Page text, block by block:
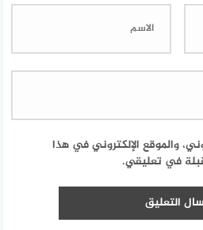
والموقع الإلكتروني في هذا
في تعليقي.